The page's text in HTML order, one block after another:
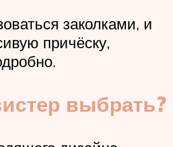
заколками, и
причёску,
выбрать?